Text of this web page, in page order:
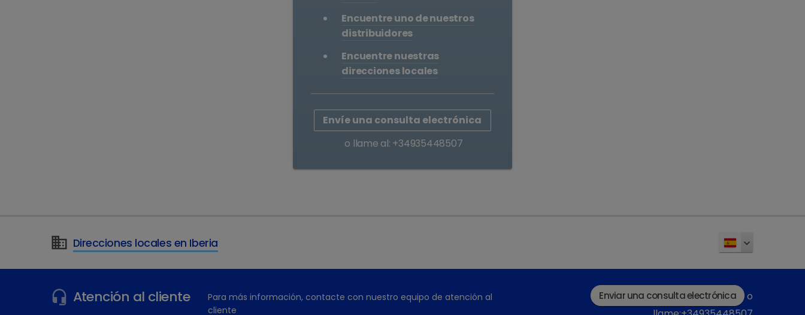
Encuentre uno de nuestros
distribuidores
Encuentre nuestras
direcciones locales
Envíe una consulta electrónica
o llame al: +34935448507
Direcciones locales en Iberia
Atención al cliente
Para más información, contacte con nuestro equipo de atención al
cliente
Enviar una consulta electrónica
o